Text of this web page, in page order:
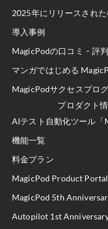
2025年にリリースされ
導入事例
MagicPodの口コミ・評判
マンガではじめる
MagicPodサクセスプロ
プロダクト
AIテスト自動化ツール「
機能一覧
料金プラン
MagicPod Product Portal
MagicPod 5th
Autopilot 1st